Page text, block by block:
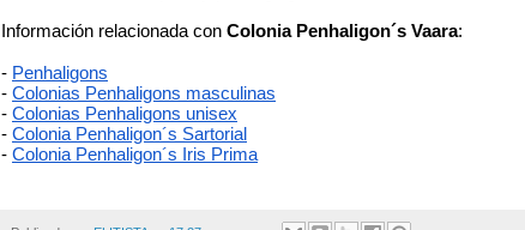
Información relacionada con Colonia Penhaligon´s Vaara:
- Penhaligons
- Colonias Penhaligons masculinas
- Colonias Penhaligons unisex
- Colonia Penhaligon´s Sartorial
- Colonia Penhaligon´s Iris Prima